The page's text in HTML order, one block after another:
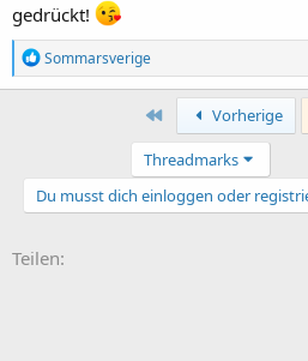
gedrückt!
R
e
a
n
e
Sommarsverige
Erste Vorherige
Threadmarks
Du musst dich einloggen oder
Teilen: